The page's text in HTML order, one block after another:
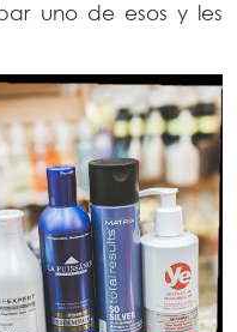
uno de esos y les